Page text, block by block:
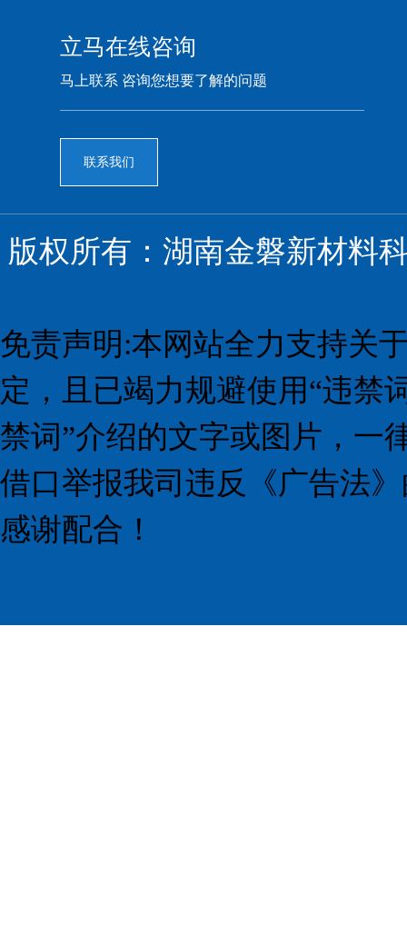
立马在线咨询
马上联系 咨询您想要了解的问题
联系我们
版权所有：湖南金磐新材
免责声明:本网站全力支持关
定，且已竭力规避使用“违禁
禁词”介绍的文字或图片，一
借口举报我司违反《广告法
感谢配合！